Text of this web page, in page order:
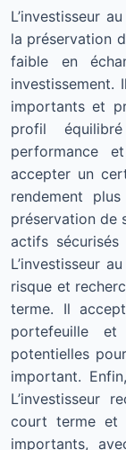
L’investisseur
la préservation
faible en
investissement.
importants et
profil
performance
accepter un
rendement
préservation de
actifs
L’investisseur
risque et
terme. Il
portefeuille
potentielles
important.
L’investisseur
court terme et
importants,